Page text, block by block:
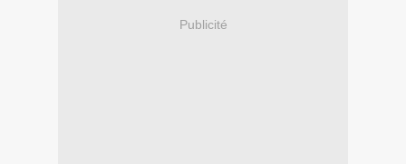
Publicité